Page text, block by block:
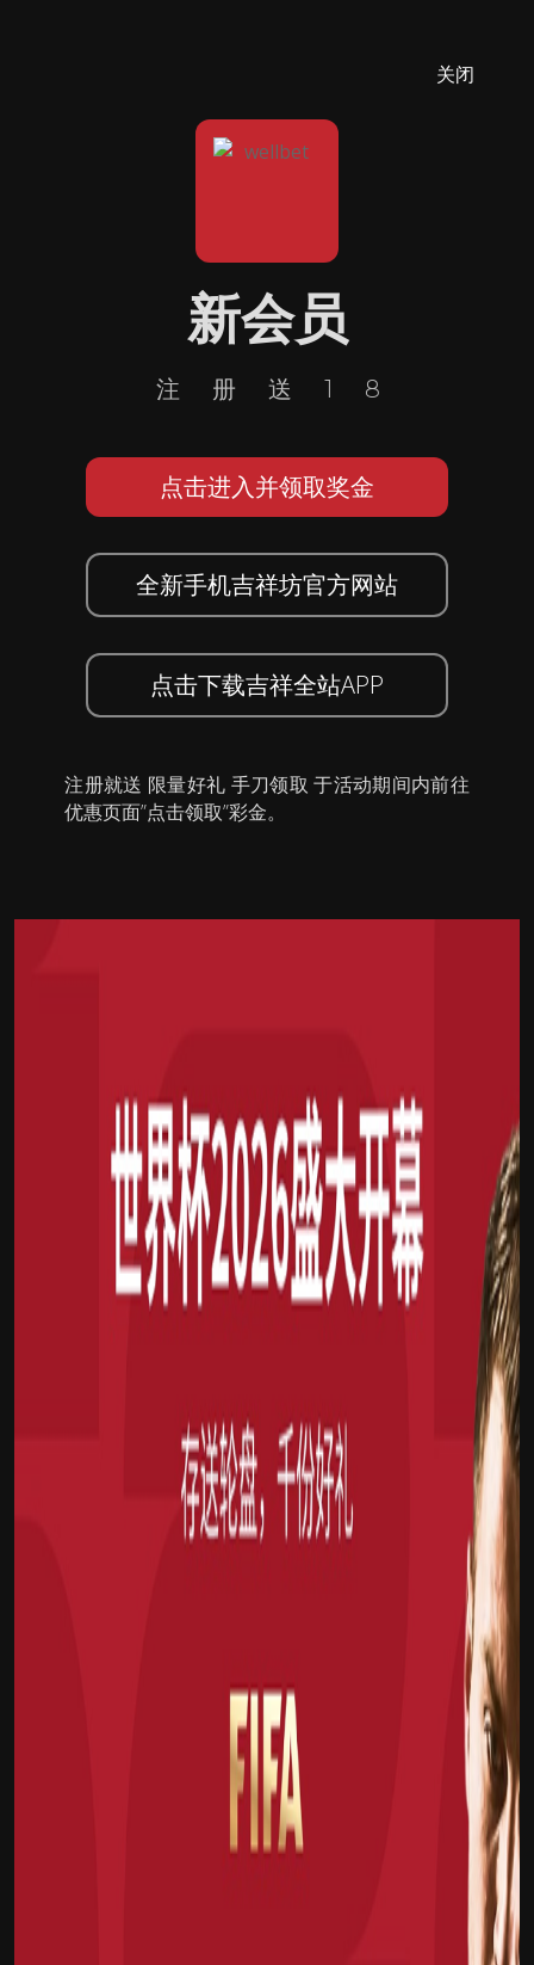
关闭
新会员
注册送18
点击进入并领取奖金
全新手机吉祥坊官方网站
点击下载吉祥全站APP
注册就送 限量好礼 手刀领取 于活动期间内前往
优惠页面”点击领取”彩金。